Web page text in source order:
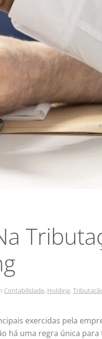
Contabilidade, Holding,
exercidas pela
há uma regra única para